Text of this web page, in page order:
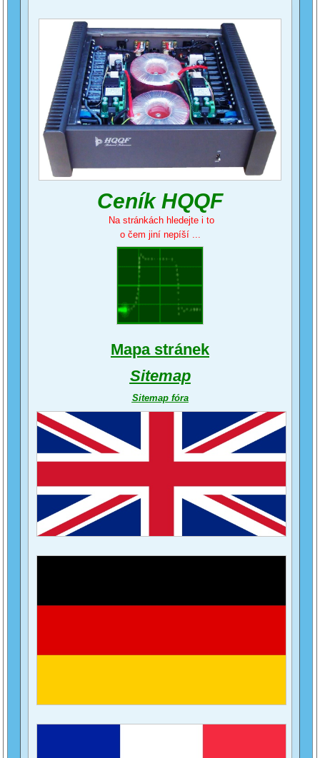
Ceník HQQF
Na stránkách hledejte i to
o čem jiní nepíší ...
Mapa stránek
Sitemap
Sitemap fóra